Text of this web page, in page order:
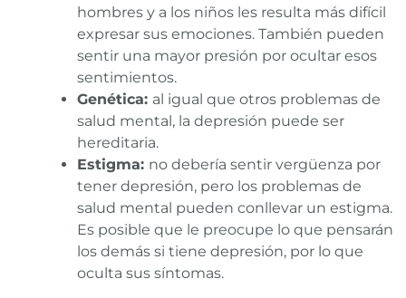
hombres y a los niños les resulta más difícil
expresar sus emociones. También pueden
sentir una mayor presión por ocultar esos
sentimientos.
Genética: al igual que otros problemas de
salud mental, la depresión puede ser
hereditaria.
Estigma: no debería sentir vergüenza por
tener depresión, pero los problemas de
salud mental pueden conllevar un estigma.
Es posible que le preocupe lo que pensarán
los demás si tiene depresión, por lo que
oculta sus síntomas.